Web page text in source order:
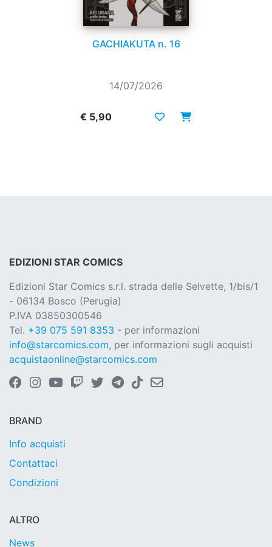
GACHIAKUTA n. 16
14/07/2026
€ 5,90
EDIZIONI STAR COMICS
Edizioni Star Comics s.r.l. strada delle Selvette, 1/bis/1
- 06134 Bosco (Perugia)
P.IVA 03850300546
Tel. +39 075 591 8353 - per informazioni
info@starcomics.com, per informazioni sugli acquisti
acquistaonline@starcomics.com
BRAND
Info acquisti
Contattaci
Condizioni
ALTRO
News